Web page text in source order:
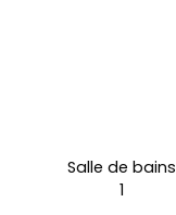
Salle de bains
1